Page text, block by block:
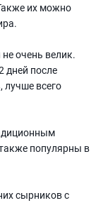
их можно
очень велик.
дней после
лучше всего
популярны в
сырников с